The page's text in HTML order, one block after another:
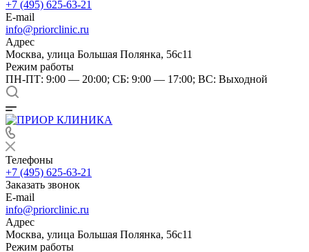
+7 (495) 625-63-21
E-mail
info@priorclinic.ru
Адрес
Москва, улица Большая Полянка, 56с11
Режим работы
ПН-ПТ: 9:00 — 20:00; СБ: 9:00 — 17:00; ВС: Выходной
Телефоны
+7 (495) 625-63-21
Заказать звонок
E-mail
info@priorclinic.ru
Адрес
Москва, улица Большая Полянка, 56с11
Режим работы